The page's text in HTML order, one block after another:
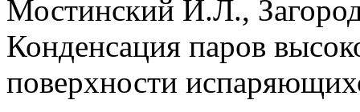
Мостинский И.Л.,
Конденсация паров
поверхности